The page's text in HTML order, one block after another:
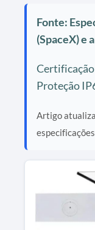
Fonte:
(SpaceX) e
Proteção
Artigo